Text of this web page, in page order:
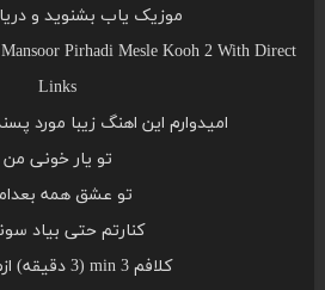
موزیک یاب بشنوید و
Pirhadi Mesle Kooh 2 With Direct
Links
امیدوارم این اهنگ زیبا مورد
تو یار خونی من
تو عشق همه
کنارتم حتی بیاد
کلافم 3 min (3 دقیقه) ازم جدایی